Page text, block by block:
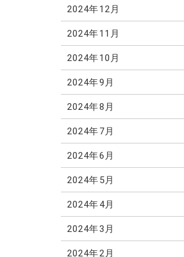
2024年12月
2024年11月
2024年10月
2024年9月
2024年8月
2024年7月
2024年6月
2024年5月
2024年4月
2024年3月
2024年2月